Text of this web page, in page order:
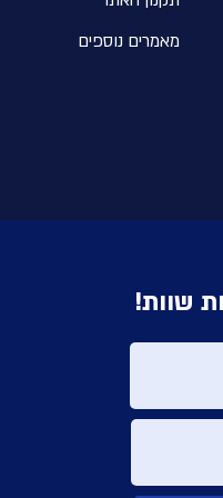
מאמרים נוספים
שוות!